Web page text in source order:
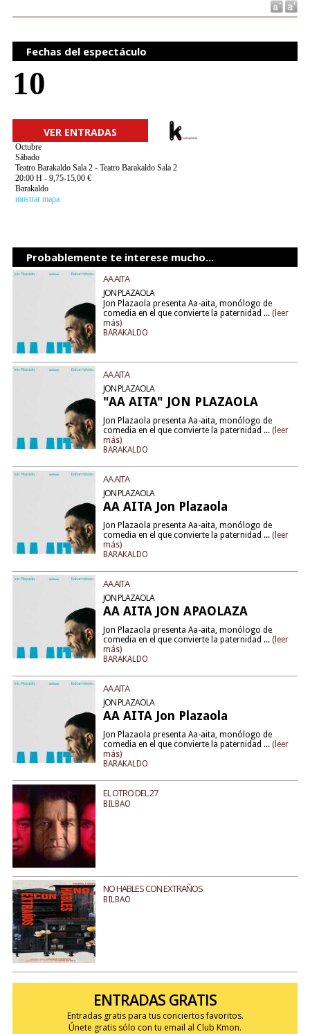
Fechas del espectáculo
10
VER ENTRADAS
Octubre
Sábado
Teatro Barakaldo Sala 2 - Teatro Barakaldo Sala 2
20:00 H - 9,75-15,00 €
Barakaldo
mostrar mapa
Probablemente te interese mucho...
AA AITA
JON PLAZAOLA
Jon Plazaola presenta Aa-aita, monólogo de
comedia en el que convierte la paternidad ... (leer
más)
BARAKALDO
AA AITA
JON PLAZAOLA
"AA AITA" JON PLAZAOLA
Jon Plazaola presenta Aa-aita, monólogo de
comedia en el que convierte la paternidad ... (leer
más)
BARAKALDO
AA AITA
JON PLAZAOLA
AA AITA Jon Plazaola
Jon Plazaola presenta Aa-aita, monólogo de
comedia en el que convierte la paternidad ... (leer
más)
BARAKALDO
AA AITA
JON PLAZAOLA
AA AITA JON APAOLAZA
Jon Plazaola presenta Aa-aita, monólogo de
comedia en el que convierte la paternidad ... (leer
más)
BARAKALDO
AA AITA
JON PLAZAOLA
AA AITA Jon Plazaola
Jon Plazaola presenta Aa-aita, monólogo de
comedia en el que convierte la paternidad ... (leer
más)
BARAKALDO
EL OTRO DEL 27
BILBAO
NO HABLES CON EXTRAÑOS
BILBAO
ENTRADAS GRATIS
Entradas gratis para tus conciertos favoritos.
Únete gratis sólo con tu email al Club Kmon.